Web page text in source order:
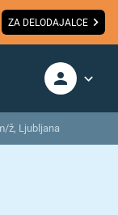
ZA DELODAJALCE
ž, Ljubljana